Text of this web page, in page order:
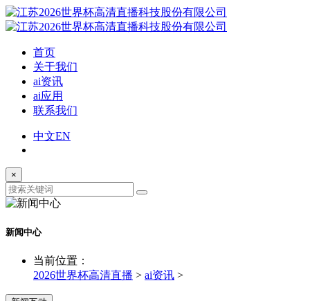
首页
关于我们
ai资讯
ai应用
联系我们
中文EN
×
新闻中心
当前位置：
2026世界杯高清直播 > ai资讯 >